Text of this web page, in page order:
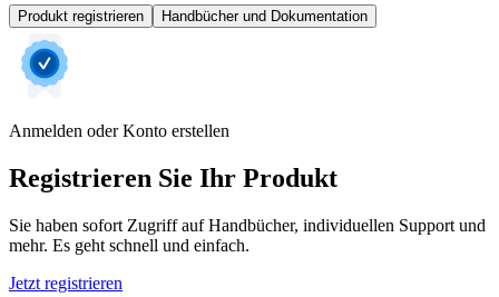
Produkt registrieren Handbücher und Dokumentation
Anmelden oder Konto erstellen
Registrieren Sie Ihr Produkt
Sie haben sofort Zugriff auf Handbücher, individuellen Support und
mehr. Es geht schnell und einfach.
Jetzt registrieren